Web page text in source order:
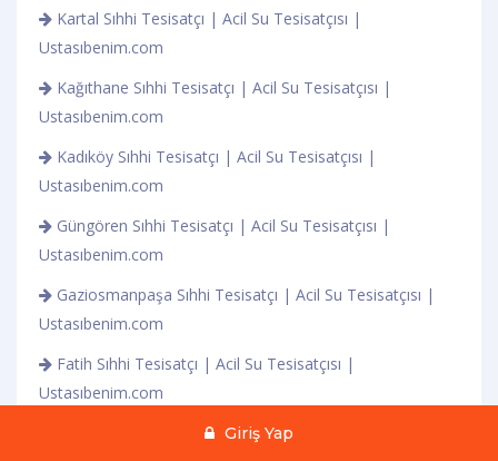
Giriş Yap
Kartal Sıhhi Tesisatçı | Acil Su Tesisatçısı |
Ustasıbenim.com
Kağıthane Sıhhi Tesisatçı | Acil Su Tesisatçısı |
Ustasıbenim.com
Kadıköy Sıhhi Tesisatçı | Acil Su Tesisatçısı |
Ustasıbenim.com
Güngören Sıhhi Tesisatçı | Acil Su Tesisatçısı |
Ustasıbenim.com
Gaziosmanpaşa Sıhhi Tesisatçı | Acil Su Tesisatçısı |
Ustasıbenim.com
Fatih Sıhhi Tesisatçı | Acil Su Tesisatçısı |
Ustasıbenim.com
Eyüpsultan Sıhhi Tesisatçı | Acil Su Tesisatçısı |